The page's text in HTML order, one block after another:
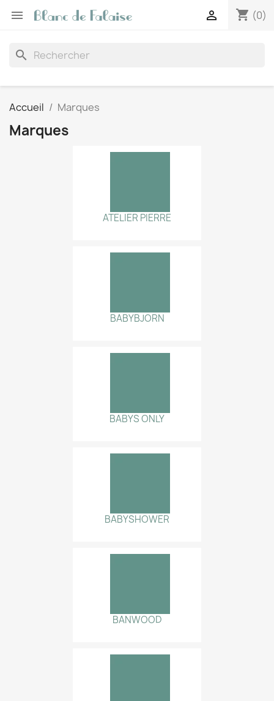
 shopping_cart (0)

search
Accueil Marques
Marques
ATELIER PIERRE
BABYBJORN
BABYS ONLY
BABYSHOWER
BANWOOD